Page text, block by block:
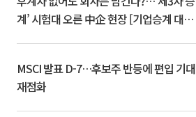
계’ 시험대 오른 中企 현장 [기업승계 대전
MSCI 발표 D-7…후보주 반등에 편입 기대
재점화